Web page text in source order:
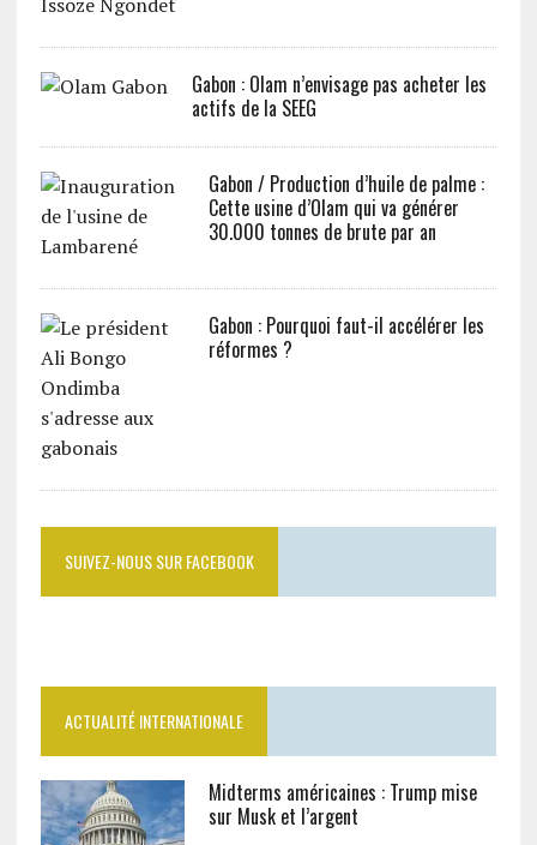
Gabon : Olam n’envisage pas acheter les
actifs de la SEEG
Gabon / Production d’huile de palme :
Cette usine d’Olam qui va générer
30.000 tonnes de brute par an
Gabon : Pourquoi faut-il accélérer les
réformes ?
SUIVEZ-NOUS SUR FACEBOOK
ACTUALITÉ INTERNATIONALE
Midterms américaines : Trump mise
sur Musk et l’argent